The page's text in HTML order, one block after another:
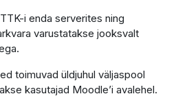
i enda serverites ning
varustatakse jooksvalt
toimuvad üldjuhul väljaspool
kasutajad Moodle’i avalehel.